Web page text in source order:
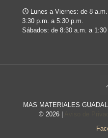
Lunes a Viernes: de 8
3:30 p.m. a 5:30 p.m.
Sábados: de 8:30 a.m. a 1:30
MAS MATERIALES
© 2026 |